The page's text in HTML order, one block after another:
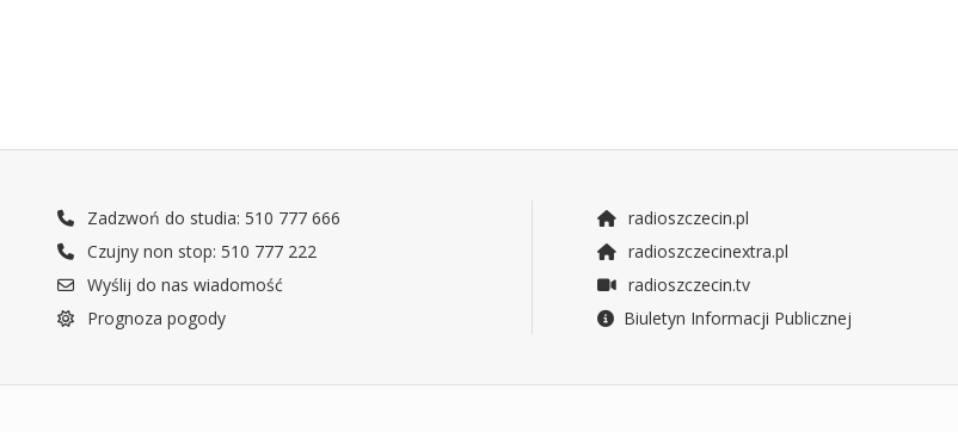
Zadzwoń do studia: 510 777 666
Czujny non stop: 510 777 222
Wyślij do nas wiadomość
Prognoza pogody
radioszczecin.pl
radioszczecinextra.pl
radioszczecin.tv
Biuletyn Informacji Publicznej